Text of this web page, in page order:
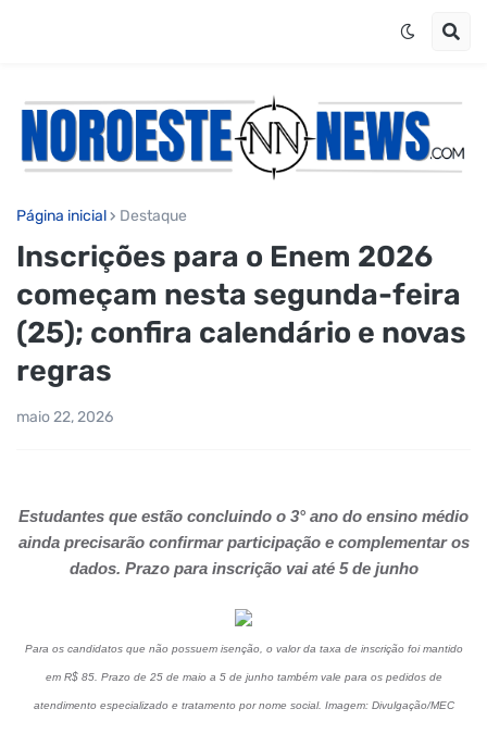
Página inicial Destaque
Inscrições para o Enem 2026
começam nesta segunda-feira
(25); confira calendário e novas
regras
maio 22, 2026
Estudantes que estão concluindo o 3° ano do ensino médio
ainda precisarão confirmar participação e complementar os
dados. Prazo para inscrição vai até 5 de junho
Para os candidatos que não possuem isenção, o valor da taxa de inscrição foi mantido
em R$ 85. Prazo de 25 de maio a 5 de junho também vale para os pedidos de
atendimento especializado e tratamento por nome social. Imagem: Divulgação/MEC